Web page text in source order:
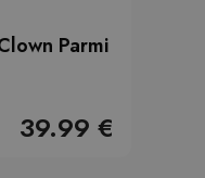
Parmi
39.99 €